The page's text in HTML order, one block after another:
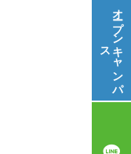
オープン
キ
ャ
ン
パ
ス